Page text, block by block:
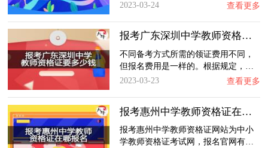
2023-03-24
查看更多
报考广东深圳中学教师资格证要多少钱？
不同备考方式所需的领证费用不同，
但报名费用是一样的。根据规定，…
2023-03-23
查看更多
报考惠州中学教师资格证在哪报名？
报考惠州中学教师资格证网站为中小
学教师资格证考试网，报名官网有…